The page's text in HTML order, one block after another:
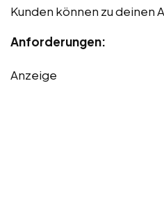
Kunden können zu deinen
Anforderungen:
Anzeige